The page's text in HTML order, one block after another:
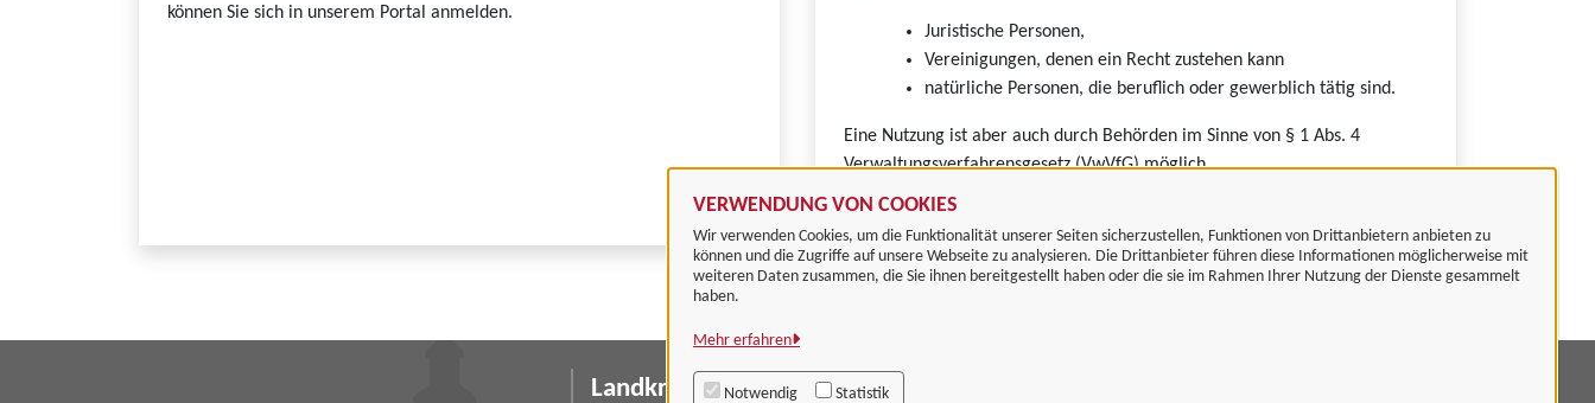
VERWENDUNG VON COOKIES
Wir verwenden Cookies, um die Funktionalität unserer Seiten sicherzustellen, Funktionen von Drittanbietern anbieten zu
können und die Zugriffe auf unsere Webseite zu analysieren. Die Drittanbieter führen diese Informationen möglicherweise mit
weiteren Daten zusammen, die Sie ihnen bereitgestellt haben oder die sie im Rahmen Ihrer Nutzung der Dienste gesammelt
haben.
Mehr erfahren
Notwendig Statistik
können Sie sich in unserem Portal anmelden.
Juristische Personen,
Vereinigungen, denen ein Recht zustehen kann
natürliche Personen, die beruflich oder gewerblich tätig sind.
Eine Nutzung ist aber auch durch Behörden im Sinne von § 1 Abs. 4
Verwaltungsverfahrensgesetz (VwVfG) möglich.
Landkreis Göttingen